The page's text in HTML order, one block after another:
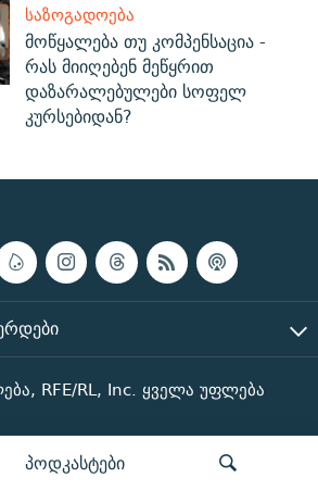
პოდკასტები
ᲡᲐᲖᲝᲒᲐᲓᲝᲔᲑᲐ
მოწყალება თუ კომპენსაცია -
რას მიიღებენ მეწყრით
დაზარალებულები სოფელ
კურსებიდან?
RFE/RL, Inc. ყველა უფლება